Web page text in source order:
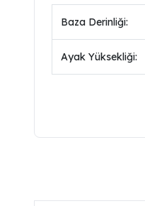
Baza Derinliği:
Ayak Yüksekliği: